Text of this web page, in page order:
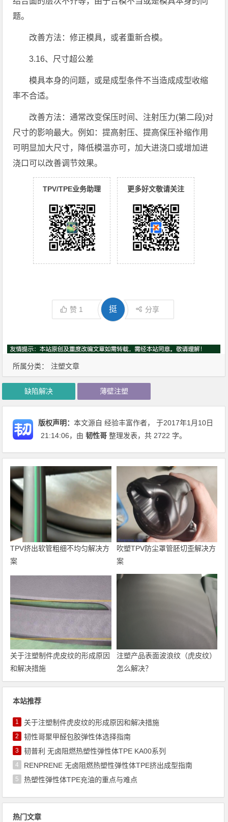
所属分类： 注塑文章
题。
改善方法：修正模具，或者重新合模。
3.16、尺寸超公差
模具本身的问题，或是成型条件不当造成成型收缩
率不合适。
改善方法：通常改变保压时间、注射压力(第二段)对
尺寸的影响最大。例如：提高射压、提高保压补缩作用
可明显加大尺寸，降低模温亦可，加大进浇口或增加进
浇口可以改善调节效果。
TPV/TPE业务助理 更多好文敬请关注
赞 1 挺 分享
缺陷解决 薄壁注塑
版权声明：本文源自 经验丰富作者， 于2017年1月10日
21:14:06，由韧性哥 整理发表，共 2722 字。
TPV挤出软管粗细不均匀解决方
案
吹塑TPV防尘罩管胚切歪解决方
案
关于注塑制件虎皮纹的形成原因
和解决措施
注塑产品表面波浪纹（虎皮纹）
怎么解决？
本站推荐
1 关于注塑制件虎皮纹的形成原因和解决措施
2 韧性哥聚甲醛包胶弹性体选择指南
3 韧普利 无卤阻燃热塑性弹性体TPE KA00系列
4 RENPRENE 无卤阻燃热塑性弹性体TPE挤出成型指南
5 热塑性弹性体TPE充油的重点与难点
热门文章